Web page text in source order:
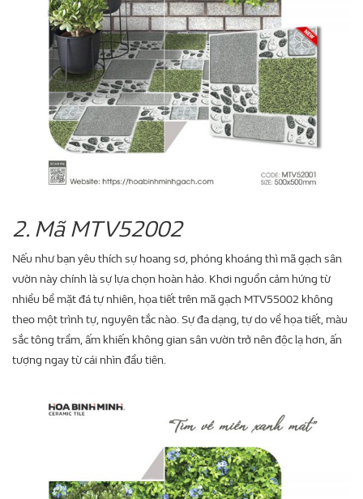
2. Mã MTV52002
Nếu như bạn yêu thích sự hoang sơ, phóng khoáng thì mã gạch sân
vườn này chính là sự lựa chọn hoàn hảo. Khơi nguồn cảm hứng từ
nhiều bề mặt đá tự nhiên, họa tiết trên mã gạch MTV55002 không
theo một trình tự, nguyên tắc nào. Sự đa dạng, tự do về họa tiết, màu
sắc tông trầm, ấm khiến không gian sân vườn trở nên độc lạ hơn, ấn
tượng ngay từ cái nhìn đầu tiên.